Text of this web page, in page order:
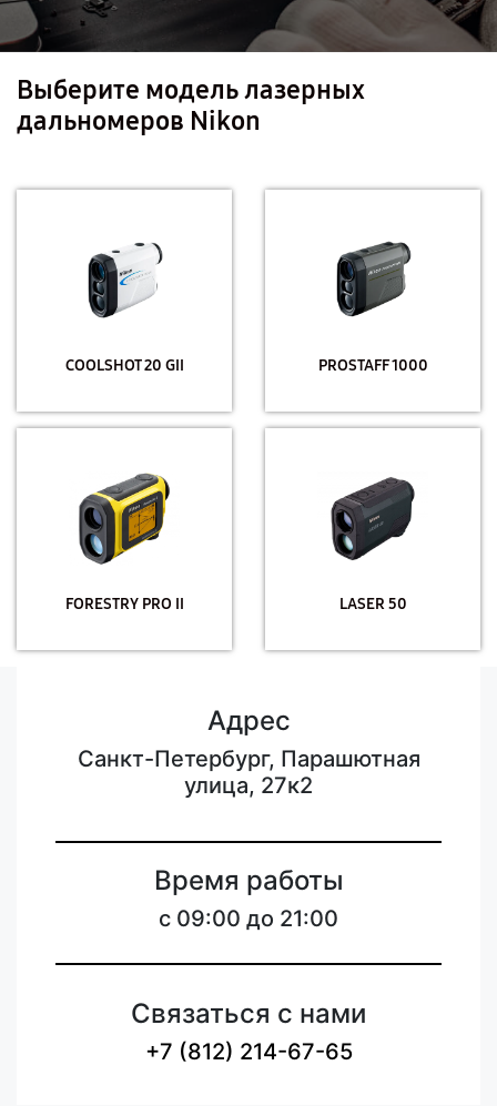
Выберите модель лазерных
дальномеров Nikon
COOLSHOT 20 GII PROSTAFF 1000
FORESTRY PRO II LASER 50
Адрес
Санкт-Петербург, Парашютная
улица, 27к2
Время работы
c 09:00 до 21:00
Связаться с нами
+7 (812) 214-67-65